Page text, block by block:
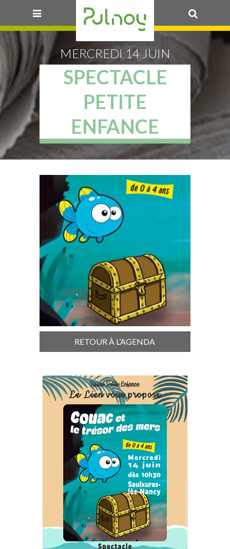
MERCREDI 14 JUIN
SPECTACLE
PETITE
ENFANCE
RETOUR À L’AGENDA